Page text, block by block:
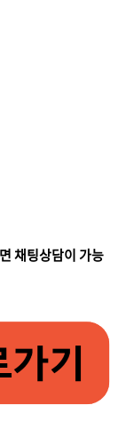
채팅상담이 가능